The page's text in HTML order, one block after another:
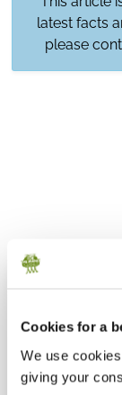
Cookies for a
We use
giving your
latest facts
please